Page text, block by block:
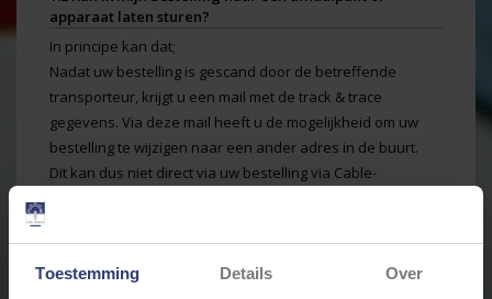
Toestemming Details Over
apparaat laten sturen?
In principe kan dat;
Nadat uw bestelling is gescand door de betreffende
transporteur, krijgt u een mail met de track & trace
gegevens. Via deze mail heeft u de mogelijkheid om uw
bestelling te wijzigen naar een ander adres in de buurt.
Dit kan dus niet direct via uw bestelling via Cable-
Neem contact op